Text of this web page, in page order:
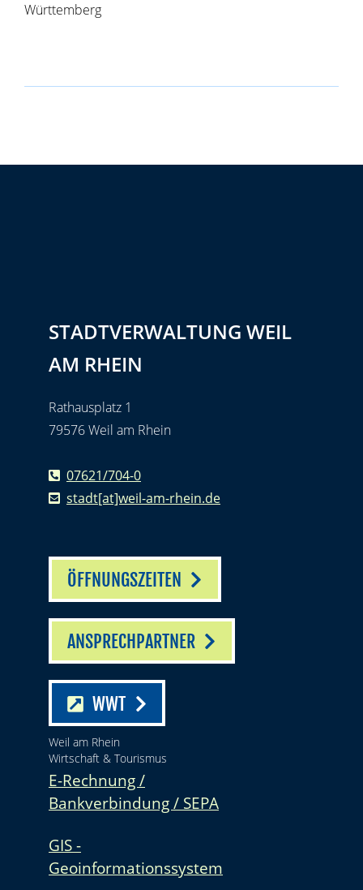
Württemberg
STADTVERWALTUNG WEIL
AM RHEIN
Rathausplatz 1
79576 Weil am Rhein
07621/704-0
stadt[at]weil-am-rhein.de
ÖFFNUNGSZEITEN
ANSPRECHPARTNER
WWT
Weil am Rhein
Wirtschaft & Tourismus
E-Rechnung /
Bankverbindung / SEPA
GIS -
Geoinformationssystem